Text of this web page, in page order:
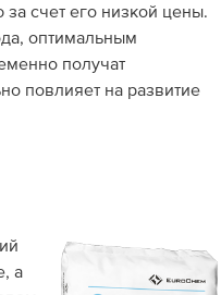
счет его низкой цены.
оптимальным
получат
повлияет на развитие
а